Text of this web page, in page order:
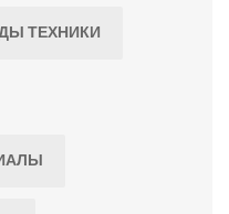
ТЕХНИКИ